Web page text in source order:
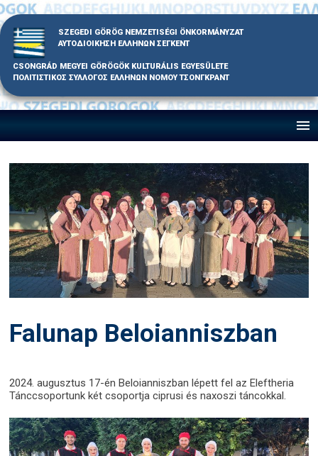
Skip
to
content
SZEGEDI GÖRÖG NEMZETISÉGI ÖNKORMÁNYZAT
ΑΥΤΟΔΙΟΙΚΗΣΗ ΕΛΛΗΝΩΝ ΣΕΓΚΕΝΤ
CSONGRÁD MEGYEI GÖRÖGÖK KULTURÁLIS EGYESÜLETE
ΠΟΛΙΤΙΣΤΙΚΟΣ ΣΥΛΛΟΓΟΣ ΕΛΛΗΝΩΝ ΝΟΜΟΥ ΤΣΟΝΓΚΡΑΝΤ
Falunap Beloianniszban
2024. augusztus 17-én Beloianniszban lépett fel az Eleftheria
Tánccsoportunk két csoportja ciprusi és naxoszi táncokkal.